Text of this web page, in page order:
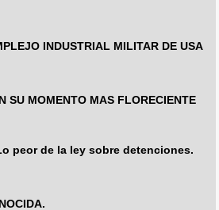
INDUSTRIAL MILITAR DE USA
SU MOMENTO MAS FLORECIENTE
peor de la ley sobre detenciones.